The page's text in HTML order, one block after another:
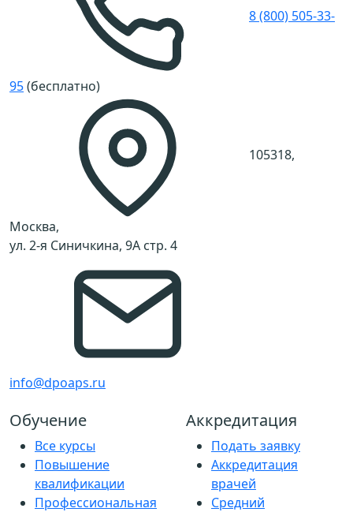
8 (800) 505-33-
95(бесплатно)
105318,
Москва,
ул. 2-я Синичкина, 9А стр. 4
info@dpoaps.ru
Обучение
Все курсы
Повышение
квалификации
Профессиональная
Аккредитация
Подать заявку
Аккредитация
врачей
Средний